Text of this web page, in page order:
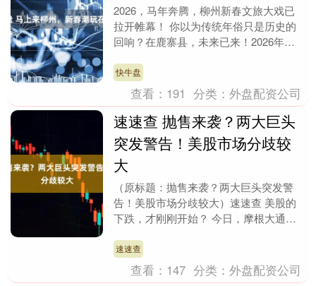
2026，马年奔腾，柳州新春文旅大戏已
拉开帷幕！ 你以为传统年俗只是历史的
回响？在鹿寨县，未来已来！2026年春
秀：人工智能机....
快牛盘
查看： 191 分类：外盘配资公司
速速查 抛售来袭？两大巨头
突发警告！美股市场分歧较
大
（原标题：抛售来袭？两大巨头突发警
告！美股市场分歧较大）速速查 美股的
下跌，才刚刚开始？ 今日，摩根大通首
三....
速速查
查看： 147 分类：外盘配资公司